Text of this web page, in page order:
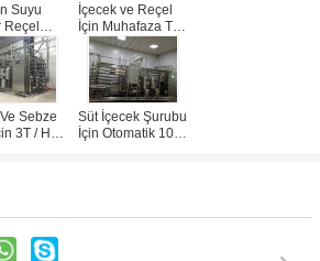
Suyu
Reçel
304
Çelik
İçecek ve Reçel
İçin Muhafaza Tipi
Yüksek Sıcaklık
Sterilizatörü
Makinesi
Sebze
3T / H
Süt İçecek Şurubu
İçin Otomatik 10T /